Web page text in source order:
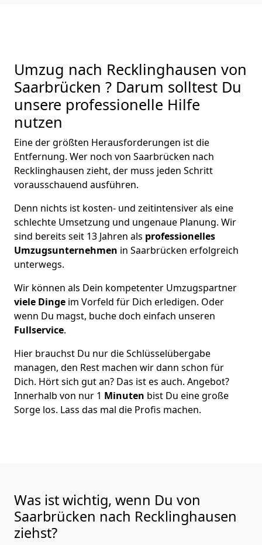
Umzug nach Recklinghausen von
Saarbrücken ? Darum solltest Du
unsere professionelle Hilfe
nutzen
Eine der größten Herausforderungen ist die
Entfernung. Wer noch von Saarbrücken nach
Recklinghausen zieht, der muss jeden Schritt
vorausschauend ausführen.
Denn nichts ist kosten- und zeitintensiver als eine
schlechte Umsetzung und ungenaue Planung. Wir
sind bereits seit 13 Jahren als professionelles
Umzugsunternehmen in Saarbrücken erfolgreich
unterwegs.
Wir können als Dein kompetenter Umzugspartner
viele Dinge im Vorfeld für Dich erledigen. Oder
wenn Du magst, buche doch einfach unseren
Fullservice.
Hier brauchst Du nur die Schlüsselübergabe
managen, den Rest machen wir dann schon für
Dich. Hört sich gut an? Das ist es auch. Angebot?
Innerhalb von nur 1 Minuten bist Du eine große
Sorge los. Lass das mal die Profis machen.
Was ist wichtig, wenn Du von
Saarbrücken nach Recklinghausen
ziehst?